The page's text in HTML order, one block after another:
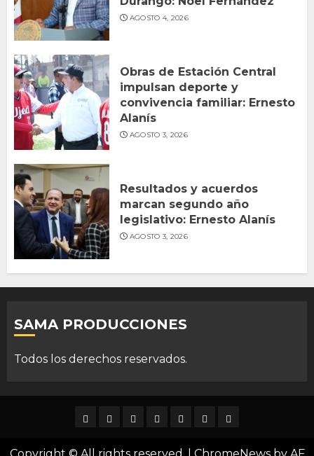
AGOSTO 4, 2026
Obras de Estación Central
impulsan deporte y
convivencia familiar: Ernesto
Alanís
AGOSTO 3, 2026
Resultados y acuerdos
marcan segundo año
legislativo: Ernesto Alanís
AGOSTO 3, 2026
SAMA PRODUCCIONES
Todos los derechos reservados.
DURANGO
NACIONAL
INTERNACIONAL
DEPORTES
ENTRETENIMIENTO
CIENCIAOPINION